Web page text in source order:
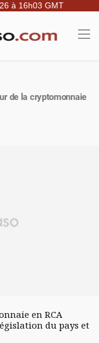
à 16h03 GMT
de la cryptomonnaie
en RCA
du pays et